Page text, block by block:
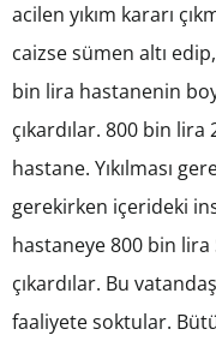
acilen yıkım kararı
caizse sümen altı
bin lira hastanenin
çıkardılar. 800 bin lira
hastane. Yıkılması
gerekirken içerideki
hastaneye 800 bin lira
çıkardılar. Bu
faaliyete soktular.